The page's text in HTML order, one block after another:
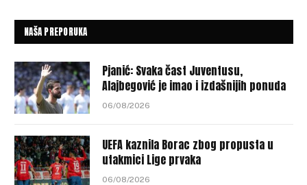
NAŠA PREPORUKA
Pjanić: Svaka čast Juventusu,
Alajbegović je imao i izdašnijih ponuda
06/08/2026
UEFA kaznila Borac zbog propusta u
utakmici Lige prvaka
06/08/2026